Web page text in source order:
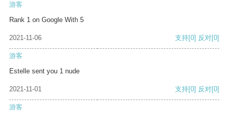
游客
Rank 1 on Google With 5
2021-11-06 支持[0] 反对[0]
游客
Estelle sent you 1 nude
2021-11-01 支持[0] 反对[0]
游客